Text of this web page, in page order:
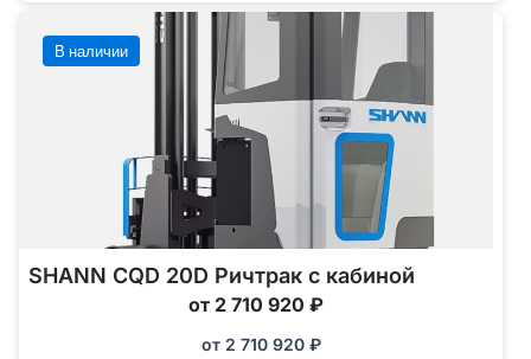
В наличии
SHANN CQD 20D Ричтрак с кабиной
от 2 710 920 ₽
от 2 710 920 ₽